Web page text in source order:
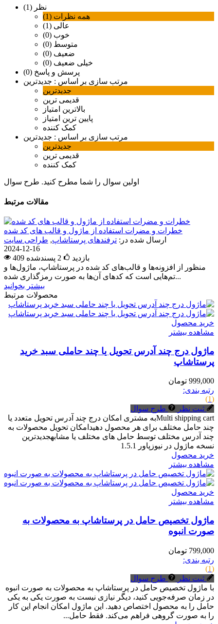
نظر (1)
همه نظرات (1)
عالی (1)
خوب (0)
متوسط (0)
ضعیف (0)
خیلی ضعیف (0)
پرسش و پاسخ (0)
مرتب سازی بر اساس : جدیدترین
جدیدترین
قدیمی ترین
بالاترین امتیاز
پایین ترین امتیاز
کمک کننده
مرتب سازی بر اساس : جدیدترین
جدیدترین
قدیمی ترین
کمک کننده
اولین سوال را شما مطرح کنید. طرح سوال
مقالات مرتبط
خطرات و مضرات استفاده از ماژول و قالب های کد شده
ارسال شده در: ترفندهای پرستاشاپ, طراحی سایت
2024-12-16
409 بازدید
2 پسندشده
منظور از افزونه‌ها و قالب‌های کد شده در پرستاشاپ، ماژول‌ها و
تم‌هایی است که کدهای آن‌ها به صورت رمزگذاری شده...
بیشتر بخوانید
محصولات مرتبط
خرید محصول
مشاهده بیشتر
ماژول درج چند آدرس تحویل یا چند حاملی سبد خرید
پرستاشاپ
999,000 تومان
رتبه بندی:
(1)
ثبت نظر
طرح سوال
Multi shipping cartبه مشتری امکان درج چند آدرس تحویل متعدد یا
چند حامل مختلف برای هر محصول دهیدامکان تحویل محصولات به
چند آدرس مختلف توسط حامل های مختلف یا مشابهجدیدترین
نسخه ماژول در نیوزپاور 1.5.1
خرید محصول
مشاهده بیشتر
خرید محصول
مشاهده بیشتر
ماژول تخصیص حامل در پرستاشاپ به محصولات به
صورت انبوه
799,000 تومان
رتبه بندی:
(1)
ثبت نظر
طرح سوال
با ماژول تخصیص حامل در پرستاشاپ به محصولات به صورت انبوه
در زمان صرفه‌جویی کنید، دیگر نیازی نیست به صورت یکی به یکی
حامل را به محصول اختصاص دهید. این ماژول امکان انجام این کار
را به صورت گروهی فراهم می‌کند. فقط حامل...